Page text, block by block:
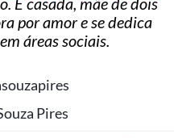
por amor e se dedica
áreas sociais.
Pires